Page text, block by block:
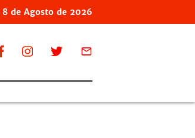
8 de Agosto de 2026